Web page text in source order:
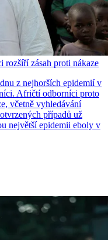
zásah proti nákaze
z nejhorších epidemií v
Afričtí odborníci proto
včetně vyhledávání
případů už
největší epidemii eboly v